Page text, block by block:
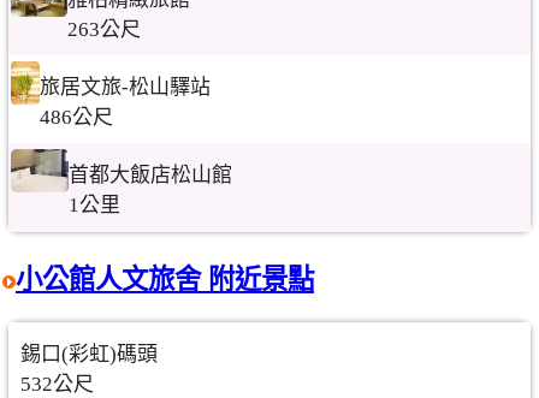
263公尺
旅居文旅-松山驛站
486公尺
首都大飯店松山館
1公里
小公館人文旅舍 附近景點
錫口(彩虹)碼頭
532公尺